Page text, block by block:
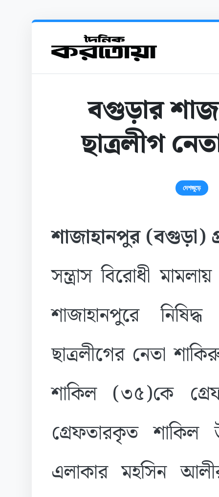
বগুড়ার
ছাত্রলীগ
দেশজুড়ে
শাজাহানপুর (বগুড়া)
সন্ত্রাস বিরোধী
শাজাহানপুরে
ছাত্রলীগের নেতা
শাকিল (৩৫)কে
গ্রেফতারকৃত শাকিল
এলাকার মহসিন